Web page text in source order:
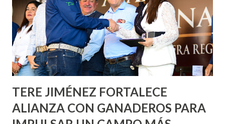
lo que se aplicará pintura en 66 casas. Posteriormente se
llevará este programa a Villas de Nuestra Señora de la
Asunción, Avenida Alameda y Decreto 27 de Septiembre, en
los edificios FOVISSSTE Ojo de Agua, en la comunidad
Norias de Paso Hondo y en los edificios de...
TERE JIMÉNEZ FORTALECE
ALIANZA CON GANADEROS PARA